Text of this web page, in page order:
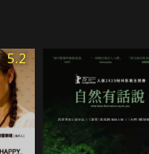
長男誠一、太過正經而
一家隱瞞的某個秘密被
路也逐漸走向意想不到
5.2